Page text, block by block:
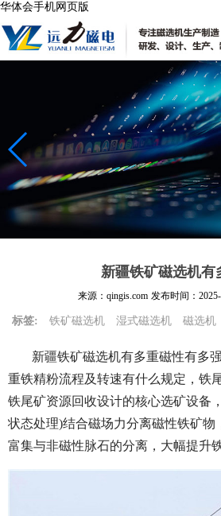
华体会手机网页版
新疆铁矿磁选机有
来源：qingis.com 发布时间：
标签: 铁矿磁选机 湿式磁选机 磁选机
新疆铁矿磁选机有多重磁性有多
重铁精粉流程及转速有什么规定，铁
铁尾矿资源回收设计的核心选矿设备
状态处理)结合磁场力分离磁性铁矿物
富集与非磁性脉石的分离，大幅提升